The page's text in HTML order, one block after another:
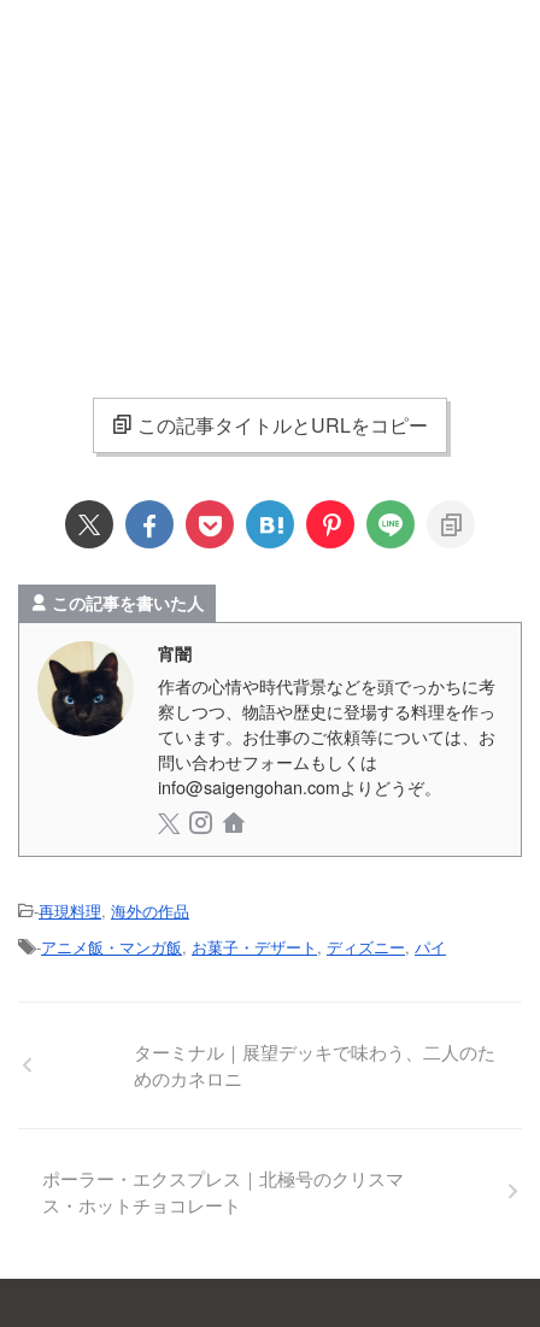
この記事タイトルとURLをコピー
この記事を書いた人
宵闇
作者の心情や時代背景などを頭でっかちに考
察しつつ、物語や歴史に登場する料理を作っ
ています。お仕事のご依頼等については、お
問い合わせフォームもしくは
info@saigengohan.comよりどうぞ。
-再現料理, 海外の作品
-アニメ飯・マンガ飯, お菓子・デザート , ディズニー, パイ
ターミナル｜展望デッキで味わう、二人のた
めのカネロニ
ポーラー・エクスプレス｜北極号のクリスマ
ス・ホットチョコレート